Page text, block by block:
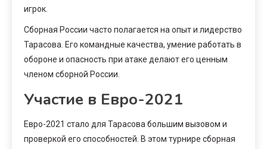
игрок.
Сборная России часто полагается на опыт и лидерство
Тарасова. Его командные качества, умение работать в
обороне и опасность при атаке делают его ценным
членом сборной России.
Участие в Евро-2021
Евро-2021 стало для Тарасова большим вызовом и
проверкой его способностей. В этом турнире сборная